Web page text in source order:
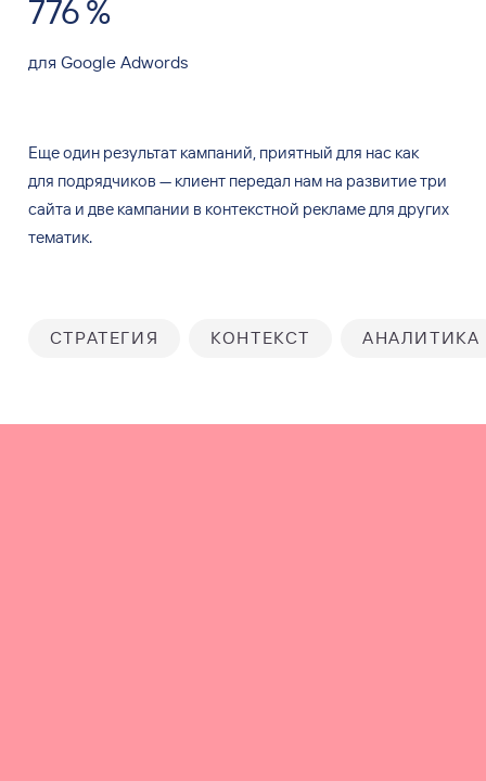
776 %
для Google Adwords
Еще один результат кампаний, приятный для нас как
для подрядчиков —клиент передал нам на развитие три
сайта и две кампании в контекстной рекламе для других
тематик.
СТРАТЕГИЯ КОНТЕКСТ АНАЛИТИКА